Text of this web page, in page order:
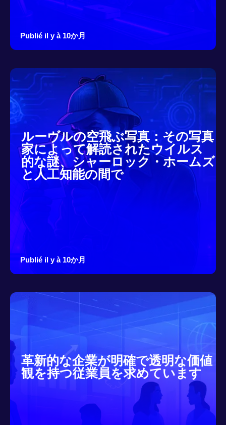
Publié il y à 10か月
ルーヴルの空飛ぶ写真：その写真
家によって解読されたウイルス
的な謎、シャーロック・ホームズ
と人工知能の間で
Publié il y à 10か月
革新的な企業が明確で透明な価値
観を持つ従業員を求めています